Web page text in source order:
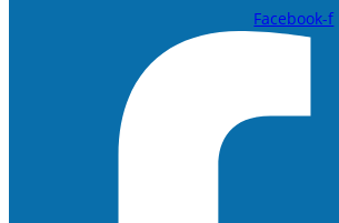
Facebook-f